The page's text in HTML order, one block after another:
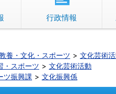
行政情報
養・文化・スポーツ
文化芸術
・スポーツ
文化芸術活動
ツ振興課 文化振興係